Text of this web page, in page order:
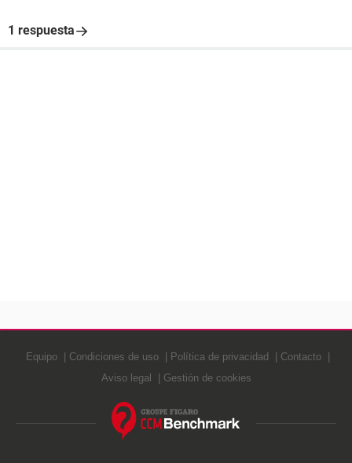
1 respuesta
Equipo Condiciones de uso Política de privacidad
Contacto
Aviso legal
Gestión de cookies